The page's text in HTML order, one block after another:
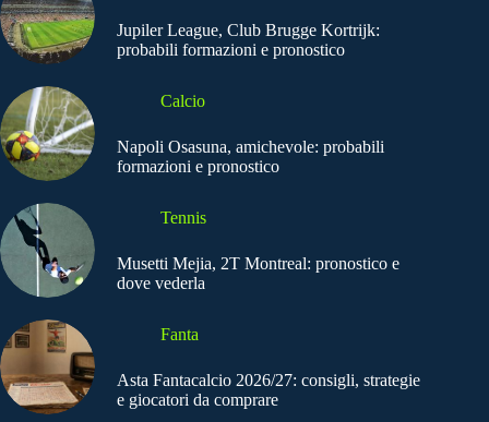
Jupiler League, Club Brugge Kortrijk:
probabili formazioni e pronostico
Calcio
Napoli Osasuna, amichevole: probabili
formazioni e pronostico
Tennis
Musetti Mejia, 2T Montreal: pronostico e
dove vederla
Fanta
Asta Fantacalcio 2026/27: consigli, strategie
e giocatori da comprare